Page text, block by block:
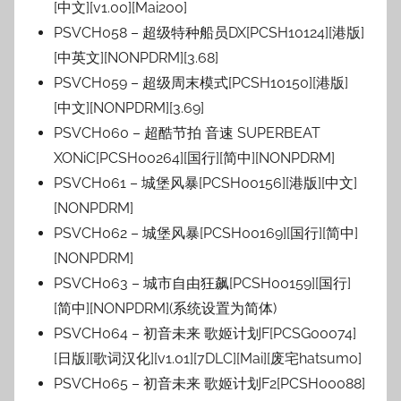
[中文][v1.00][Mai200]
PSVCH058 – 超级特种船员DX[PCSH10124][港版]
[中英文][NONPDRM][3.68]
PSVCH059 – 超级周末模式[PCSH10150][港版]
[中文][NONPDRM][3.69]
PSVCH060 – 超酷节拍 音速 SUPERBEAT
XONiC[PCSH00264][国行][简中][NONPDRM]
PSVCH061 – 城堡风暴[PCSH00156][港版][中文]
[NONPDRM]
PSVCH062 – 城堡风暴[PCSH00169][国行][简中]
[NONPDRM]
PSVCH063 – 城市自由狂飙[PCSH00159][国行]
[简中][NONPDRM](系统设置为简体)
PSVCH064 – 初音未来 歌姬计划F[PCSG00074]
[日版][歌词汉化][v1.01][7DLC][Mai][废宅hatsumo]
PSVCH065 – 初音未来 歌姬计划F2[PCSH00088]